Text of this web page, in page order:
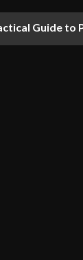
Guide to